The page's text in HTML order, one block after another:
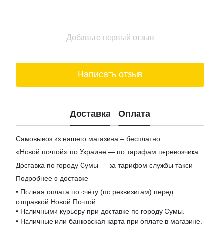
Добавьте первый отзыв
Написать отзыв
Доставка Оплата
Самовывоз из нашего магазина – бесплатно.
«Новой почтой» по Украине — по тарифам перевозчика
Доставка по городу Сумы — за тарифом службы такси
Подробнее о доставке
• Полная оплата по счёту (по реквизитам) перед
отправкой Новой Почтой.
• Наличными курьеру при доставке по городу Сумы.
• Наличные или банковская карта при оплате в магазине.